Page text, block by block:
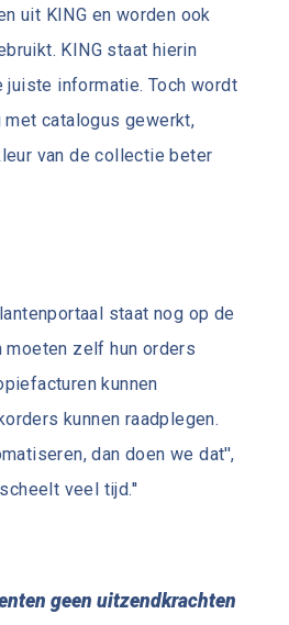
uit KING en worden ook
KING staat hierin
juiste informatie. Toch wordt
catalogus gewerkt,
van de collectie beter
staat nog op de
moeten zelf hun orders
kunnen
kunnen raadplegen.
dan doen we dat'',
veel tijd.''
geen uitzendkrachten